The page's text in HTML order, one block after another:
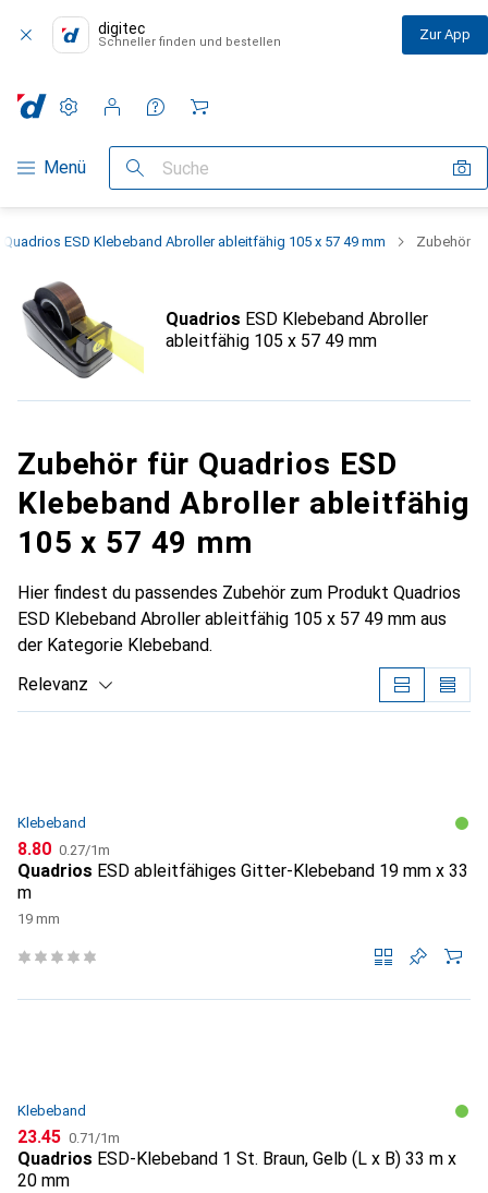
digitec
Schneller finden und bestellen Zur App
Navigation nach Kategorien
Menü Suche
Einstellungen
Kundenkonto
Vergleichslisten
Merklisten
Warenkorb
Quadrios ESD Klebeband Abroller ableitfähig 105 x 57 49 mm Zubehör
Quadrios ESD Klebeband Abroller
ableitfähig 105 x 57 49 mm
Zubehör für Quadrios ESD
Klebeband Abroller ableitfähig
105 x 57 49 mm
Hier findest du passendes Zubehör zum Produkt Quadrios
ESD Klebeband Abroller ableitfähig 105 x 57 49 mm aus
der Kategorie Klebeband.
Relevanz
Klebeband
CHF
8.80 CHF
0.27/1m
Quadrios ESD ableitfähiges Gitter-Klebeband 19 mm x 33
m
19 mm
Klebeband
CHF
23.45 CHF
0.71/1m
Quadrios ESD-Klebeband 1 St. Braun, Gelb (L x B) 33 m x
20 mm